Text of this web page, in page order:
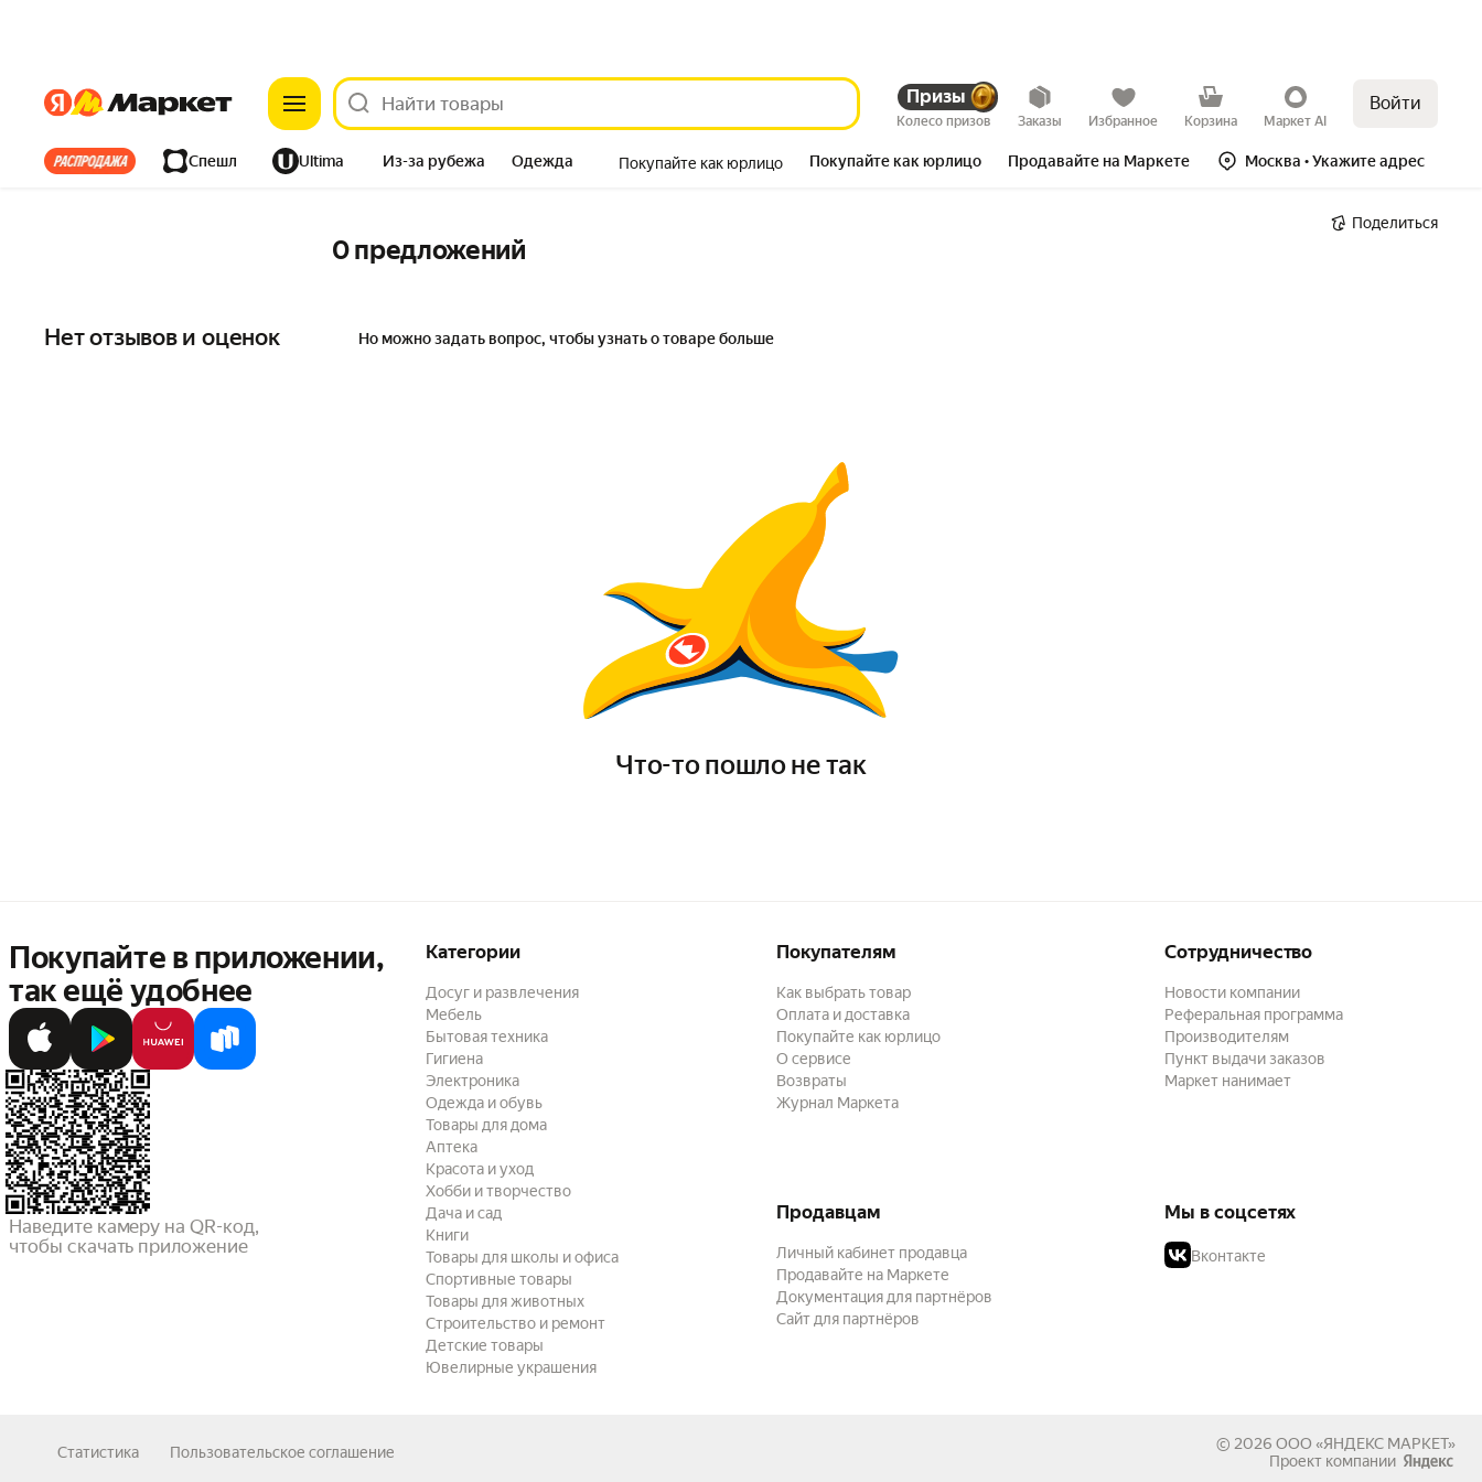
ЯндексЯндекс Призы
Колесо призов Заказы Избранное Корзина Маркет AI
Войти
Все хиты Спешл Ultima Из-за рубежа Одежда Покупайте как юрлицо Покупайте как юрлицо Продавайте на Маркете Москва • Укажите адрес
Поделиться
0 предложений
Нет отзывов и оценок Но можно задать вопрос, чтобы узнать о товаре больше
Что-то пошло не так
Покупайте в приложении,
так ещё удобнее
Наведите камеру на QR-код,
чтобы скачать приложение
Категории
Досуг и развлечения
Мебель
Бытовая техника
Гигиена
Электроника
Одежда и обувь
Товары для дома
Аптека
Красота и уход
Хобби и творчество
Дача и сад
Книги
Товары для школы и офиса
Спортивные товары
Товары для животных
Строительство и ремонт
Детские товары
Ювелирные украшения
Покупателям
Как выбрать товар
Оплата и доставка
Покупайте как юрлицо
О сервисе
Возвраты
Журнал Маркета
Сотрудничество
Новости компании
Реферальная программа
Производителям
Пункт выдачи заказов
Маркет нанимает
Продавцам
Личный кабинет продавца
Продавайте на Маркете
Документация для партнёров
Сайт для партнёров
Мы в соцсетях
Вконтакте
Статистика Пользовательское соглашение © 2026 ООО «ЯНДЕКС МАРКЕТ»
Проект компании